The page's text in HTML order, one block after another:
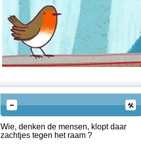
Wie, denken de mensen, klopt daar
zachtjes tegen het raam ?